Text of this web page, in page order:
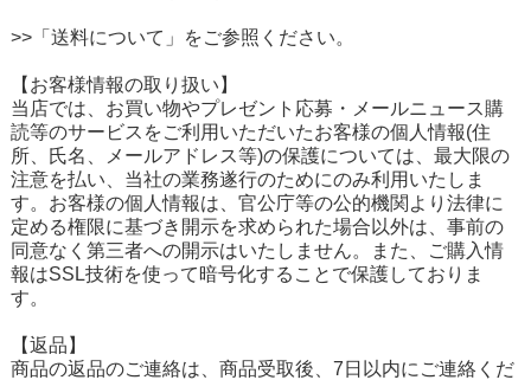
>>「送料について」をご参照ください。
【お客様情報の取り扱い】
当店では、お買い物やプレゼント応募・メールニュース購
読等のサービスをご利用いただいたお客様の個人情報(住
所、氏名、メールアドレス等)の保護については、最大限の
注意を払い、当社の業務遂行のためにのみ利用いたしま
す。お客様の個人情報は、官公庁等の公的機関より法律に
定める権限に基づき開示を求められた場合以外は、事前の
同意なく第三者への開示はいたしません。また、ご購入情
報はSSL技術を使って暗号化することで保護しておりま
す。
【返品】
商品の返品のご連絡は、商品受取後、7日以内にご連絡くだ